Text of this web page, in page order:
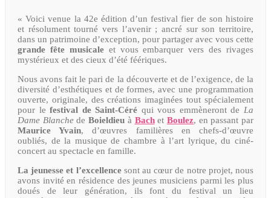
« Voici venue la 42e édition d’un festival fier de son histoire
et résolument tourné vers l’avenir ; ancré sur son territoire,
dans un patrimoine d’exception, pour partager avec vous cette
grande fête musicaleet vous embarquer vers des rivages
mystérieux et des cieux d’été féériques.
Nous avons fait le pari de la découverte et de l’exigence, de la
diversité d’esthétiques et de formes, avec une programmation
ouverte, originale, des créations imaginées tout spécialement
pour lefestival de Saint-Céré qui vous emmèneront deLa
Dame BlanchedeBoieldieu à Bachet Boulez, en passant par
Maurice Yvain, d’œuvres familières en chefs-d’œuvre
oubliés, de la musique de chambre à l’art lyrique, du ciné-
concert au spectacle en famille.
La jeunesse et l’excellencesont au cœur de notre projet, nous
avons invité en résidence des jeunes musiciens parmi les plus
doués de leur génération, ils font du festival un lieu